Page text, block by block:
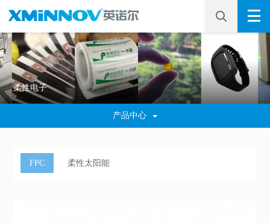
柔性电子
产品中心
FPC 柔性太阳能